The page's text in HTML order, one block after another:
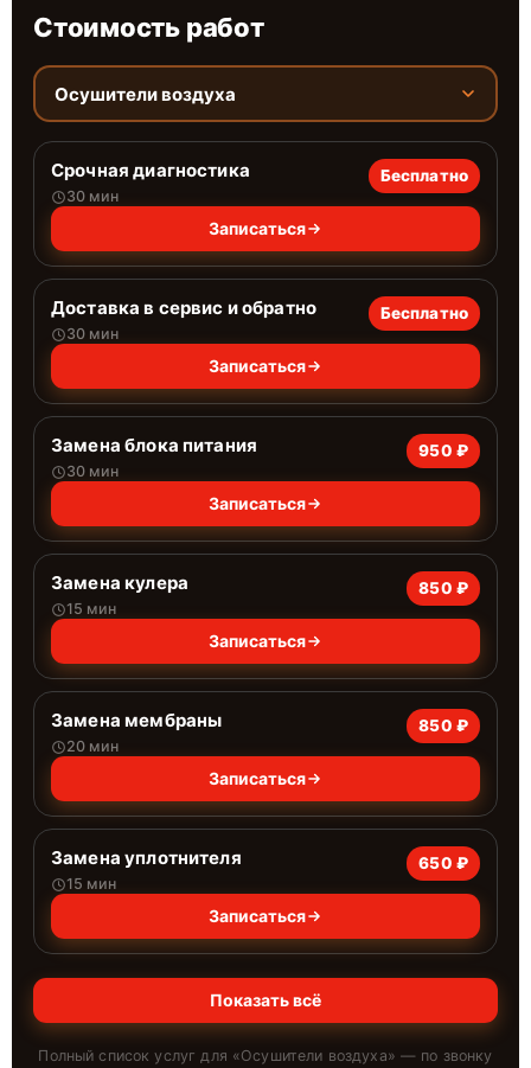
Стоимость работ
Осушители воздуха
Срочная диагностика
30 мин
Бесплатно
Записаться
Доставка в сервис и обратно
30 мин
Бесплатно
Записаться
Замена блока питания
30 мин
950 ₽
Записаться
Замена кулера
15 мин
850 ₽
Записаться
Замена мембраны
20 мин
850 ₽
Записаться
Замена уплотнителя
15 мин
650 ₽
Записаться
Показать всё
Полный список услуг для «Осушители воздуха» — по звонку